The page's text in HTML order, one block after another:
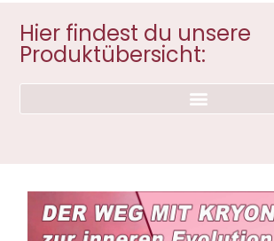
Hier findest du unsere
Produktübersicht: